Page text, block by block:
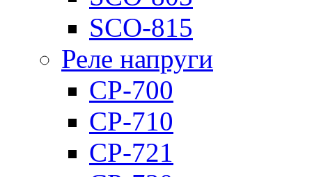
SCO-815
Реле напруги
CP-700
CP-710
CP-721